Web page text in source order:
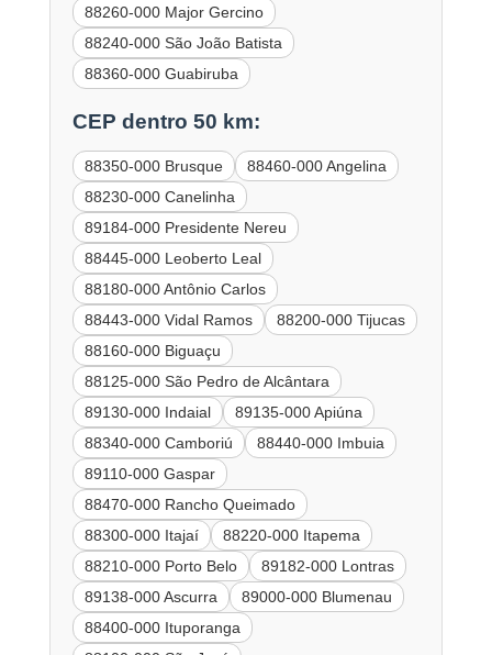
88260-000 Major Gercino
88240-000 São João Batista
88360-000 Guabiruba
CEP dentro 50 km:
88350-000 Brusque
88460-000 Angelina
88230-000 Canelinha
89184-000 Presidente Nereu
88445-000 Leoberto Leal
88180-000 Antônio Carlos
88443-000 Vidal Ramos
88200-000 Tijucas
88160-000 Biguaçu
88125-000 São Pedro de Alcântara
89130-000 Indaial
89135-000 Apiúna
88340-000 Camboriú
88440-000 Imbuia
89110-000 Gaspar
88470-000 Rancho Queimado
88300-000 Itajaí
88220-000 Itapema
88210-000 Porto Belo
89182-000 Lontras
89138-000 Ascurra
89000-000 Blumenau
88400-000 Ituporanga